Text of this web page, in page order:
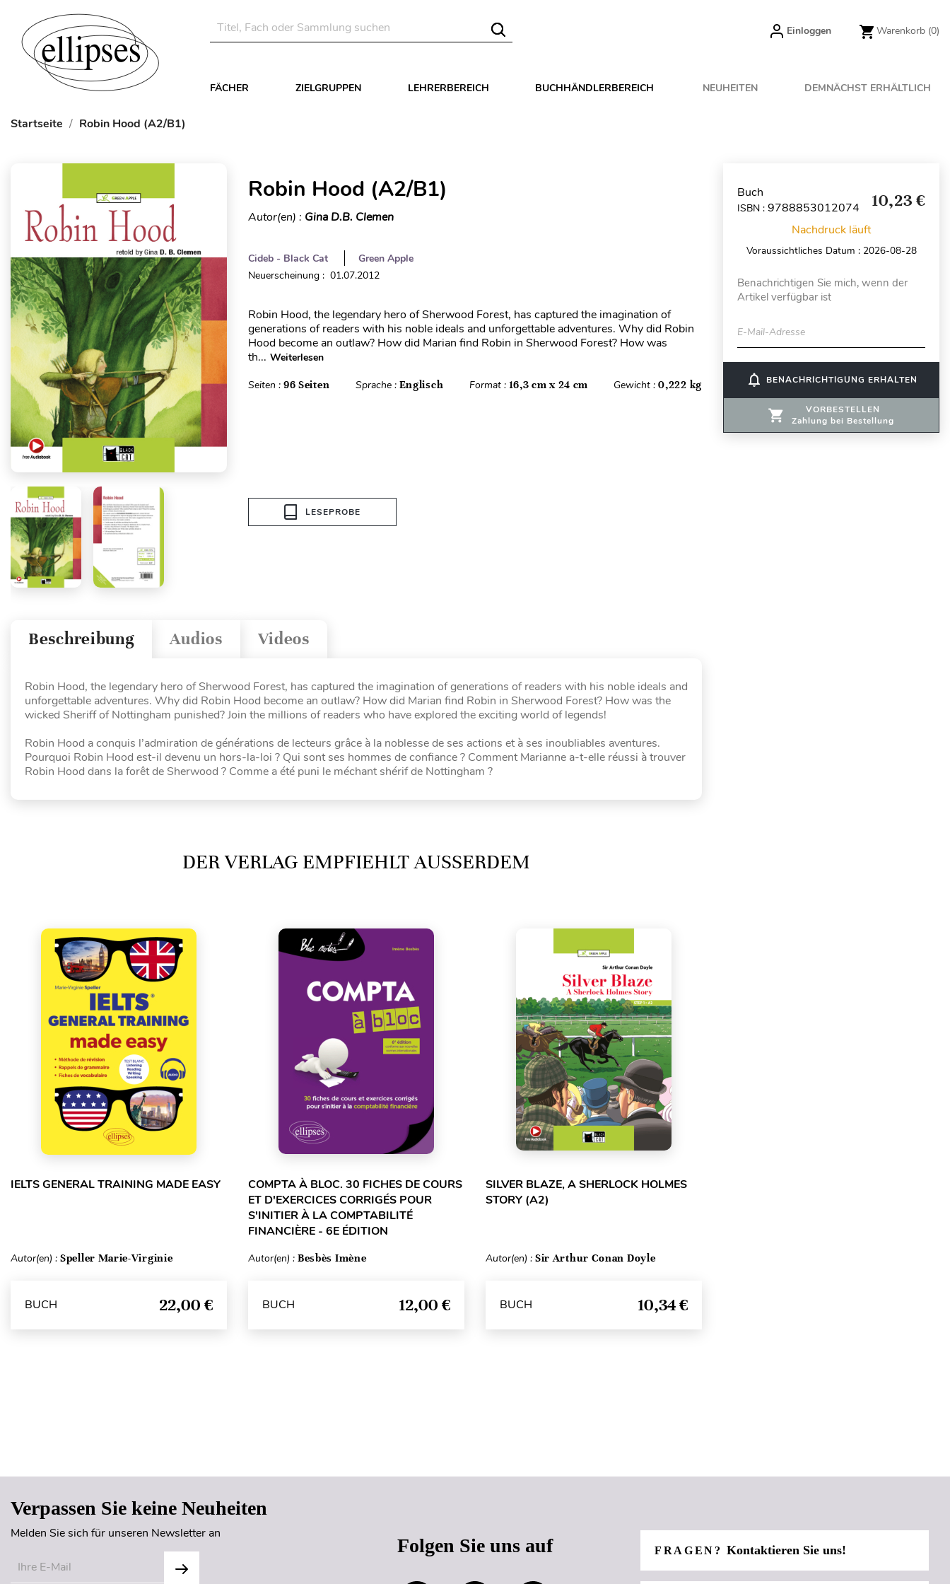
Einloggen Warenkorb (0)
FÄCHER ZIELGRUPPEN LEHRERBEREICH BUCHHÄNDLERBEREICH NEUHEITEN DEMNÄCHST ERHÄLTLICH
Startseite Robin Hood (A2/B1)
Robin Hood (A2/B1)
Autor(en) : Gina D.B. Clemen
Cideb - Black Cat
Green Apple
Neuerscheinung : 01.07.2012
Robin Hood, the legendary hero of Sherwood Forest, has captured the imagination of
generations of readers with his noble ideals and unforgettable adventures. Why did Robin
Hood become an outlaw? How did Marian find Robin in Sherwood Forest? How was
th... Weiterlesen
Seiten : 96 Seiten Sprache : Englisch Format : 16,3 cm x 24 cm Gewicht :0,222 kg
LESEPROBE
Videos
Audios
Beschreibung
Robin Hood, the legendary hero of Sherwood Forest, has captured the imagination of generations of readers with his noble ideals and
unforgettable adventures. Why did Robin Hood become an outlaw? How did Marian find Robin in Sherwood Forest? How was the
wicked Sheriff of Nottingham punished? Join the millions of readers who have explored the exciting world of legends!
Robin Hood a conquis l’admiration de générations de lecteurs grâce à la noblesse de ses actions et à ses inoubliables aventures.
Pourquoi Robin Hood est-il devenu un hors-la-loi ? Qui sont ses hommes de confiance ? Comment Marianne a-t-elle réussi à trouver
Robin Hood dans la forêt de Sherwood ? Comme a été puni le méchant shérif de Nottingham ?
DER VERLAG EMPFIEHLT AUSSERDEM
IELTS GENERAL TRAINING MADE EASY
Autor(en) : Speller Marie-Virginie
BUCH 22,00 €
COMPTA À BLOC. 30 FICHES DE COURS
ET D'EXERCICES CORRIGÉS POUR
S'INITIER À LA COMPTABILITÉ
FINANCIÈRE - 6E ÉDITION
Autor(en) : Besbès Imène
BUCH 12,00 €
SILVER BLAZE, A SHERLOCK HOLMES
STORY (A2)
Autor(en) : Sir Arthur Conan Doyle
BUCH 10,34 €
Buch
ISBN : 9788853012074 10,23 €
Nachdruck läuft
Voraussichtliches Datum : 2026-08-28
Benachrichtigen Sie mich, wenn der
Artikel verfügbar ist
E-Mail-Adresse
notifications_none BENACHRICHTIGUNG ERHALTEN
VORBESTELLEN
Zahlung bei Bestellung
Verpassen Sie keine Neuheiten
Melden Sie sich für unseren Newsletter an
Folgen Sie uns auf FRAGEN?Kontaktieren Sie uns!